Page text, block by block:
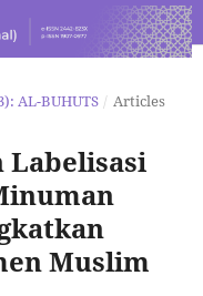
AL-BUHUTS / Articles
Labelisasi
Muslim